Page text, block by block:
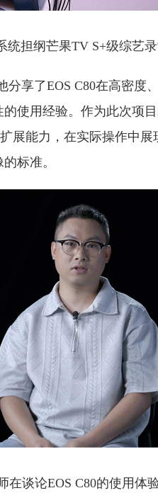
统担纲芒果TV S+级综艺录
享了EOS C80在高密度
使用经验。作为此次项
展能力，在实际操作中展
标准。
在谈论EOS C80的使用体